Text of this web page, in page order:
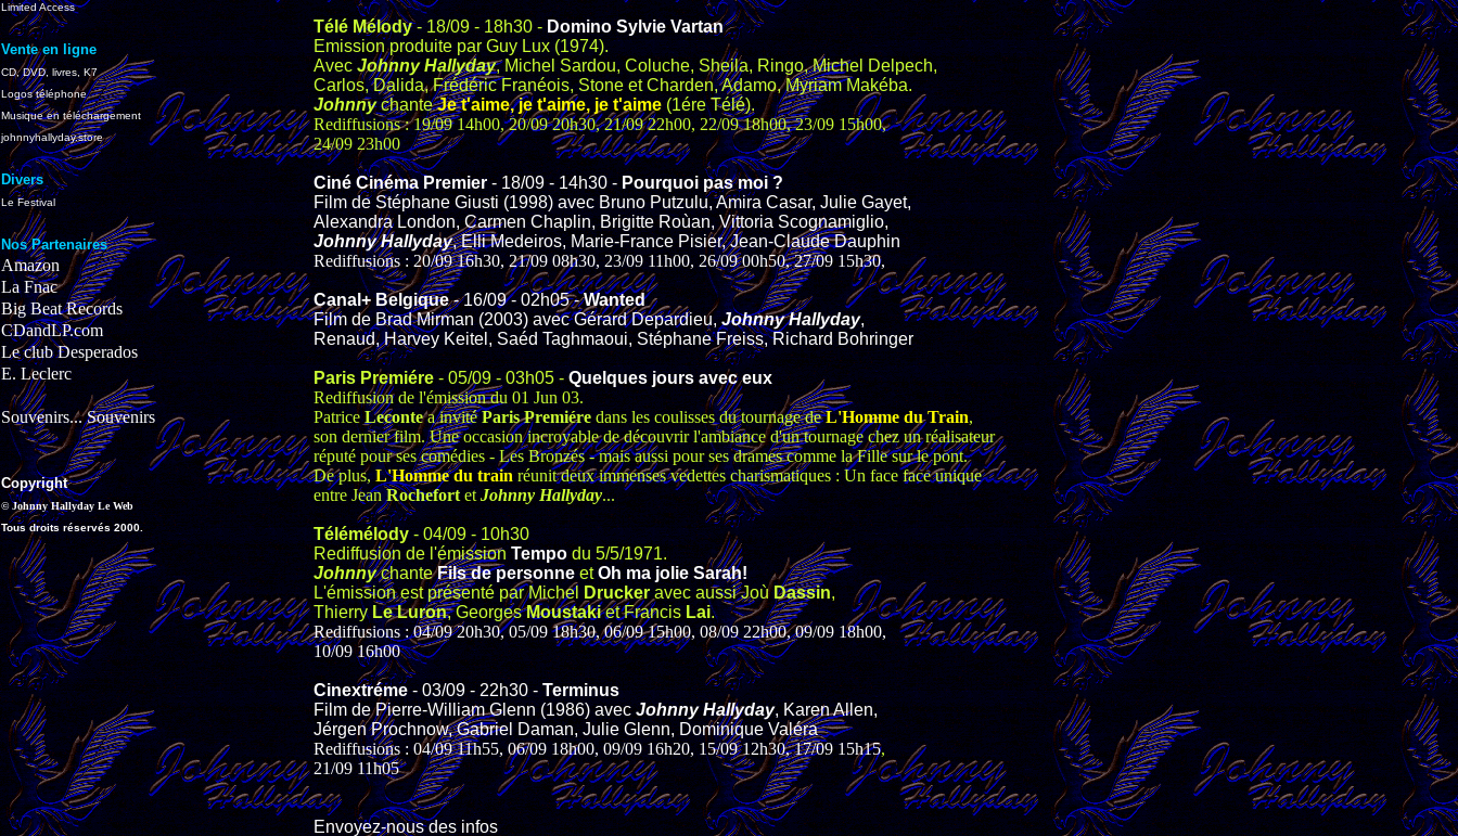
Limited Access
Vente en ligne
CD, DVD, livres, K7
Logos téléphone
Musique en téléchargement
johnnyhallyday.store
Divers
Le Festival
Nos Partenaires
Amazon
La Fnac
Big Beat Records
CDandLP.com
Le club Desperados
E. Leclerc
Souvenirs... Souvenirs
Copyright
© Johnny Hallyday Le Web
Tous droits réservés 2000.
Télé Mélody- 18/09 - 18h30 -Domino Sylvie Vartan
Emission produite par Guy Lux (1974).
AvecJohnny Hallyday, Michel Sardou, Coluche, Sheila, Ringo, Michel Delpech,
Carlos, Dalida, Frédéric Franéois, Stone et Charden, Adamo, Myriam Makéba.
JohnnychanteJe t'aime, je t'aime, je t'aime(1ére Télé).
Rediffusions : 19/09 14h00, 20/09 20h30, 21/09 22h00, 22/09 18h00, 23/09 15h00,
24/09 23h00
Ciné Cinéma Premier- 18/09 - 14h30 -Pourquoi pas moi ?
Film de Stéphane Giusti (1998) avecBruno Putzulu, Amira Casar, Julie Gayet,
Alexandra London, Carmen Chaplin, Brigitte Roùan, Vittoria Scognamiglio,
Johnny Hallyday, Elli Medeiros, Marie-France Pisier, Jean-Claude Dauphin
Rediffusions : 20/09 16h30, 21/09 08h30, 23/09 11h00, 26/09 00h50, 27/09 15h30,
Canal+ Belgique- 16/09 - 02h05 -Wanted
Film de Brad Mirman (2003) avec Gérard Depardieu,Johnny Hallyday,
Renaud, Harvey Keitel, Saéd Taghmaoui, Stéphane Freiss, Richard Bohringer
Paris Premiére- 05/09 - 03h05 -Quelques jours avec eux
Rediffusion de l'émission du 01 Jun 03.
PatriceLecontea invitéParis Premiéredans les coulisses du tournage deL'Homme du Train,
son dernier film. Une occasion incroyable de découvrir l'ambiance d'un tournage chez un réalisateur
réputé pour ses comédies - Les Bronzés - mais aussi pour ses drames comme la Fille sur le pont.
De plus,L'Homme du trainréunit deux immenses vedettes charismatiques : Un face face unique
entre JeanRochefortetJohnny Hallyday...
Télémélody- 04/09 - 10h30
Rediffusion de l'émissionTempo du 5/5/1971.
JohnnychanteFils de personneetOh ma jolie Sarah!
L'émission est présenté par MichelDruckeravec aussi JoùDassin,
ThierryLe Luron, GeorgesMoustakiet FrancisLai.
Rediffusions : 04/09 20h30, 05/09 18h30, 06/09 15h00, 08/09 22h00, 09/09 18h00,
10/09 16h00
Cinextréme- 03/09 - 22h30 - Terminus
Film de Pierre-William Glenn (1986) avecJohnny Hallyday, Karen Allen,
Jérgen Prochnow, Gabriel Daman, Julie Glenn, Dominique Valéra
Rediffusions : 04/09 11h55, 06/09 18h00, 09/09 16h20, 15/09 12h30, 17/09 15h15,
21/09 11h05
Envoyez-nous des infos